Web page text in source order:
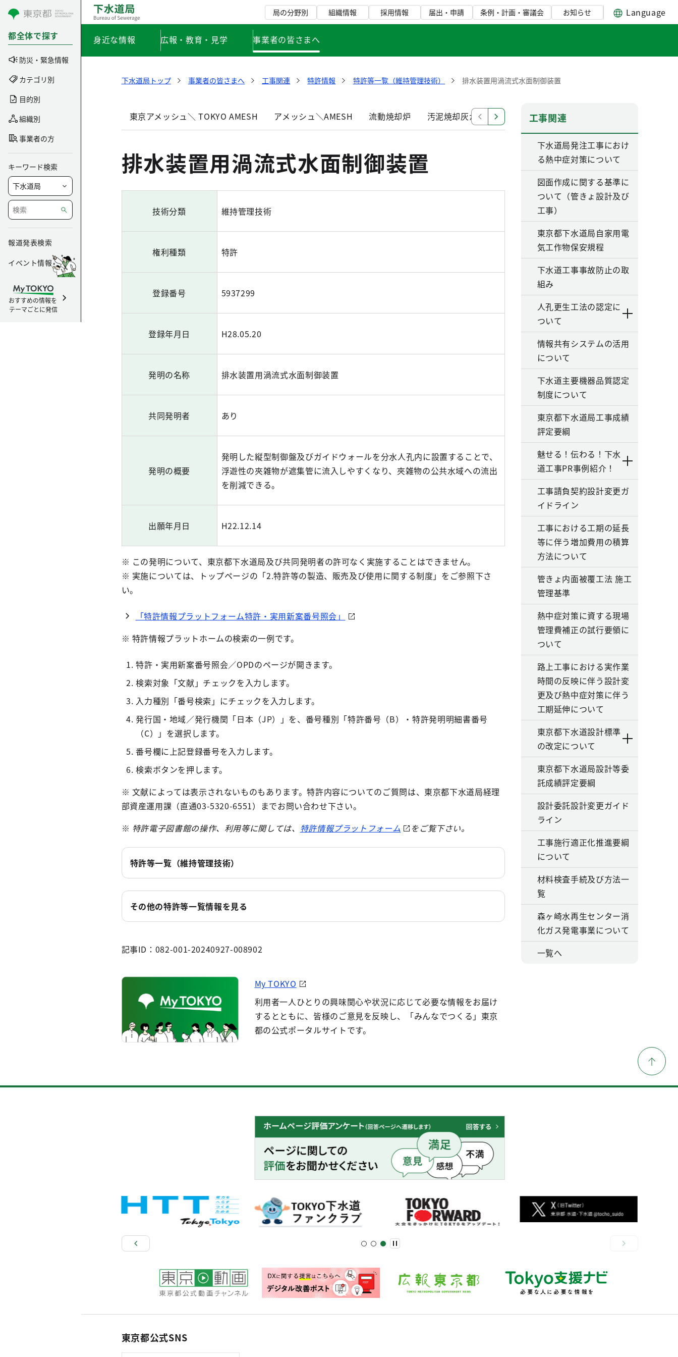
コンテンツにスキップ
都全体で探す
防災・緊急情報
カテゴリ別
目的別
組織別
事業者の方
キーワード検索
報道発表検索
イベント情報
おすすめの情報を
テーマごとに発信
局の分野別 組織情報 採用情報 届出・申請 条例・計画・審議会 お知らせ Language
身近な情報 広報・教育・見学 事業者の皆さまへ
下水道局トップ 事業者の皆さまへ 工事関連 特許情報 特許等一覧（維持管理技術） 排水装置用渦流式水面制御装置
東京アメッシュ＼ TOKYO AMESH アメッシュ＼AMESH 流動焼却炉 汚泥焼却灰からのリン回収方法および回収装置
排水装置用渦流式水面制御装置
技術分類 維持管理技術
権利種類 特許
登録番号 5937299
登録年月日 H28.05.20
発明の名称 排水装置用渦流式水面制御装置
共同発明者 あり
発明の概要
発明した縦型制御盤及びガイドウォールを分水人孔内に設置することで、
浮遊性の夾雑物が遮集管に流入しやすくなり、夾雑物の公共水域への流出
を削減できる。
出願年月日 H22.12.14
※ この発明について、東京都下水道局及び共同発明者の許可なく実施することはできません。
※ 実施については、トップページの「2.特許等の製造、販売及び使用に関する制度」をご参照下さ
い。
「特許情報プラットフォーム特許・実用新案番号照会」
※ 特許情報プラットホームの検索の一例です。
特許・実用新案番号照会／OPDのページが開きます。
検索対象「文献」チェックを入力します。
入力種別「番号検索」にチェックを入力します。
発行国・地域／発行機関「日本（JP）」を、番号種別「特許番号（B）・特許発明明細書番号
（C）」を選択します。
番号欄に上記登録番号を入力します。
検索ボタンを押します。
※ 文献によっては表示されないものもあります。特許内容についてのご質問は、東京都下水道局経理
部資産運用課（直通03-5320-6551）までお問い合わせ下さい。
※ 特許電子図書館の操作、利用等に関しては、 特許情報プラットフォーム をご覧下さい。
特許等一覧（維持管理技術）
その他の特許等一覧情報を見る
記事ID：082-001-20240927-008902
My TOKYO
利用者一人ひとりの興味関心や状況に応じて必要な情報をお届け
するとともに、皆様のご意見を反映し、「みんなでつくる」東京
都の公式ポータルサイトです。
工事関連
下水道局発注工事におけ
る熱中症対策について
図面作成に関する基準に
ついて（管きょ設計及び
工事）
東京都下水道局自家用電
気工作物保安規程
下水道工事事故防止の取
組み
人孔更生工法の認定に
ついて
情報共有システムの活用
について
下水道主要機器品質認定
制度について
東京都下水道局工事成績
評定要綱
魅せる！伝わる！下水
道工事PR事例紹介！
工事請負契約設計変更ガ
イドライン
工事における工期の延長
等に伴う増加費用の積算
方法について
管きょ内面被覆工法 施工
管理基準
熱中症対策に資する現場
管理費補正の試行要領に
ついて
路上工事における実作業
時間の反映に伴う設計変
更及び熱中症対策に伴う
工期延伸について
東京都下水道設計標準
の改定について
東京都下水道局設計等委
託成績評定要綱
設計委託設計変更ガイド
ライン
工事施行適正化推進要綱
について
材料検査手続及び方法一
覧
森ヶ崎水再生センター消
化ガス発電事業について
一覧へ
東京都公式SNS